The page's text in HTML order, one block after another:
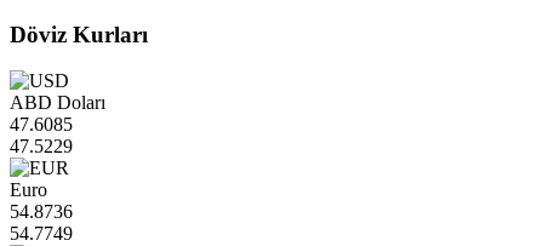
Döviz Kurları
ABD Doları
47.6085
47.5229
Euro
54.8736
54.7749